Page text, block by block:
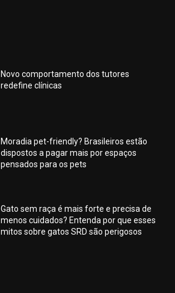
Novo comportamento dos tutores
redefine clínicas
Moradia pet-friendly? Brasileiros estão
dispostos a pagar mais por espaços
pensados para os pets
Gato sem raça é mais forte e precisa de
menos cuidados? Entenda por que esses
mitos sobre gatos SRD são perigosos